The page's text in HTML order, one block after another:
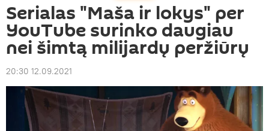
Serialas "Maša ir lokys" per
YouTube surinko daugiau
nei šimtą milijardų peržiūrų
20:30 12.09.2021